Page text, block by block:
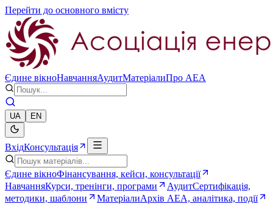
Перейти до основного вмісту
Єдине вікноНавчанняАудитМатеріалиПро AEA
UA EN
ВхідКонсультація
Єдине вікноФінансування, кейси, консультації
НавчанняКурси, тренінги, програми АудитСертифікація,
методики, шаблони
МатеріалиАрхів AEA, аналітика, події